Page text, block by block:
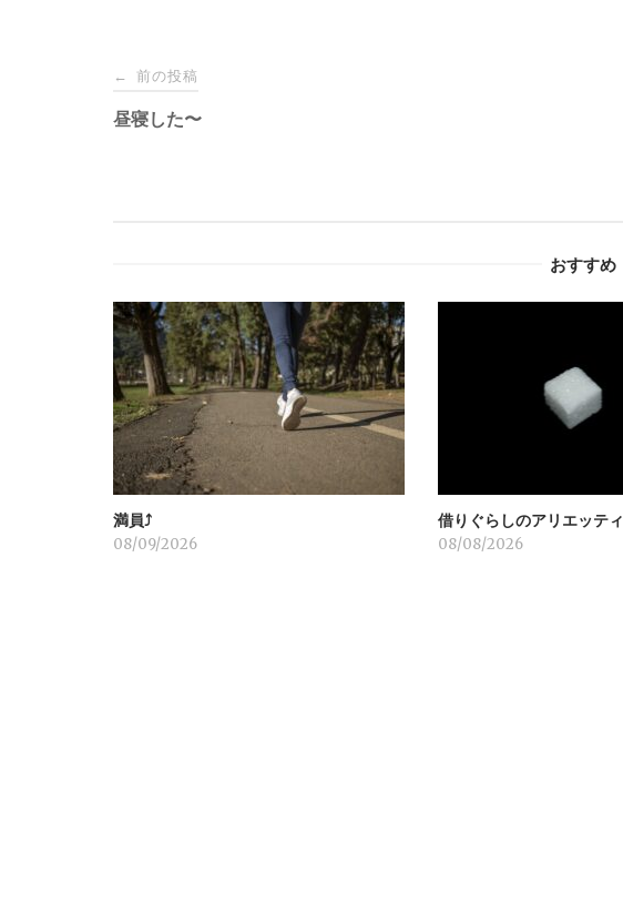
投
稿
ゲ
ー
シ
ョ
ン
← 前の投稿
昼寝した〜
おすすめ
満員⤴︎
08/09/2026
借りぐらしのアリエッティ
08/08/2026